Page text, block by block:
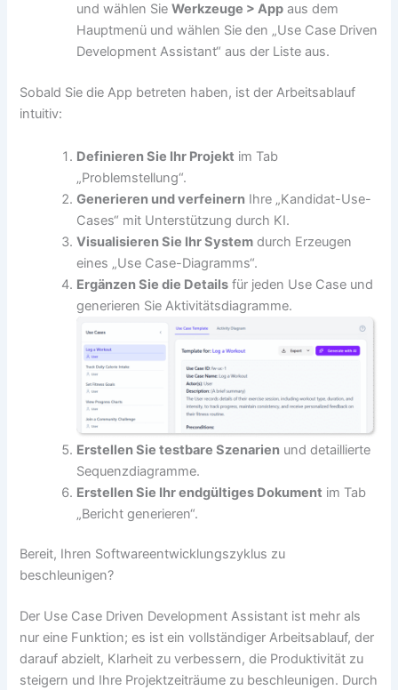
und wählen SieWerkzeuge > App aus dem
Hauptmenü und wählen Sie den „Use Case Driven
Development Assistant“ aus der Liste aus.
Sobald Sie die App betreten haben, ist der Arbeitsablauf
intuitiv:
Definieren Sie Ihr Projekt im Tab
„Problemstellung“.
Generieren und verfeinern Ihre „Kandidat-Use-
Cases“ mit Unterstützung durch KI.
Visualisieren Sie Ihr System durch Erzeugen
eines „Use Case-Diagramms“.
Ergänzen Sie die Details für jeden Use Case und
generieren Sie Aktivitätsdiagramme.
Erstellen Sie testbare Szenarien und detaillierte
Sequenzdiagramme.
Erstellen Sie Ihr endgültiges Dokument im Tab
„Bericht generieren“.
Bereit, Ihren Softwareentwicklungszyklus zu
beschleunigen?
Der Use Case Driven Development Assistant ist mehr als
nur eine Funktion; es ist ein vollständiger Arbeitsablauf, der
darauf abzielt, Klarheit zu verbessern, die Produktivität zu
steigern und Ihre Projektzeiträume zu beschleunigen. Durch